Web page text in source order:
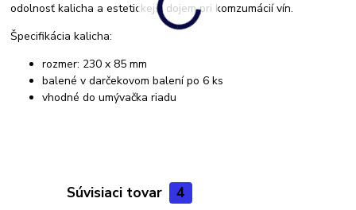
odolnosť kalicha a estetickejší dojem pri komzumácií vín.
Špecifikácia kalicha:
rozmer: 230 x 85 mm
balené v darčekovom balení po 6 ks
vhodné do umývačka riadu
Súvisiaci tovar 4